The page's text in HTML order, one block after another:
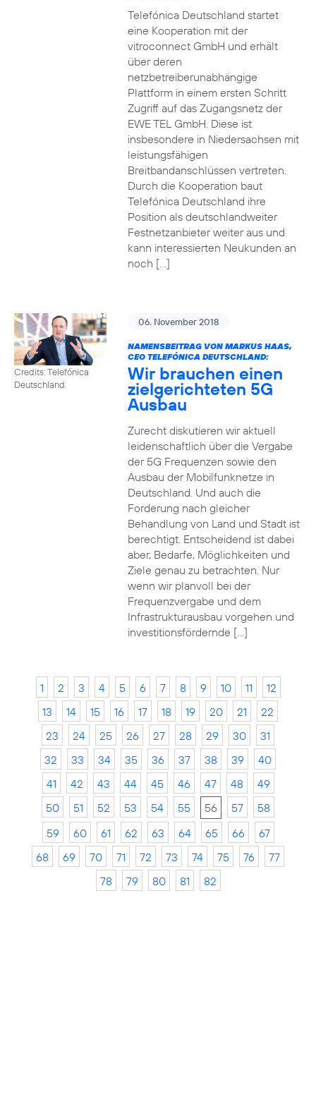
Telefónica Deutschland startet
eine Kooperation mit der
vitroconnect GmbH und erhält
über deren
netzbetreiberunabhängige
Plattform in einem ersten Schritt
Zugriff auf das Zugangsnetz der
EWE TEL GmbH. Diese ist
insbesondere in Niedersachsen mit
leistungsfähigen
Breitbandanschlüssen vertreten.
Durch die Kooperation baut
Telefónica Deutschland ihre
Position als deutschlandweiter
Festnetzanbieter weiter aus und
kann interessierten Neukunden an
noch […]
Credits: Telefónica
Deutschland
06. November 2018
NAMENSBEITRAG VON MARKUS HAAS,
CEO TELEFÓNICA DEUTSCHLAND:
Wir brauchen einen
zielgerichteten 5G
Ausbau
Zurecht diskutieren wir aktuell
leidenschaftlich über die Vergabe
der 5G Frequenzen sowie den
Ausbau der Mobilfunknetze in
Deutschland. Und auch die
Forderung nach gleicher
Behandlung von Land und Stadt ist
berechtigt. Entscheidend ist dabei
aber, Bedarfe, Möglichkeiten und
Ziele genau zu betrachten. Nur
wenn wir planvoll bei der
Frequenzvergabe und dem
Infrastrukturausbau vorgehen und
investitionsfördernde […]
1 2 3 4 5 6 7 8 9 10 11
12
13
14 15 16 17 18 19 20 21
22
23
24 25 26 27 28 29 30
31
32
33 34 35 36 37 38 39
40
41
42 43 44 45 46 47 48
49
50
51 52 53 54 55 56 57
58
59
60 61 62 63 64 65 66
67
68
69 70 71 72 73 74 75 76
77
78
79 80 81 82